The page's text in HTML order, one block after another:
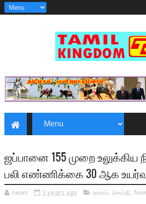
ஜப்பானை 155 முறை உலுக்கிய
பலி எண்ணிக்கை 30 ஆக
news 3 years ago உலகம், செய்தி,